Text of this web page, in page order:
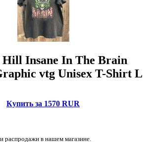
Hill Insane In The Brain
vtg Unisex T-Shirt L
Купить за 1570 RUR
распродажи в нашем магазине.